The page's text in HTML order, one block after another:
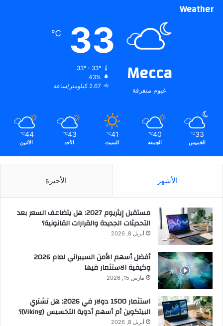
Weather
Mecca
غيوم متفرقة
33
℃
33º - 33º
43%
2.67 كيلومتر/ساعة
33
℃
الخميس
40
℃
الجمعة
41
℃
السبت
43
℃
الأحد
44
℃
الأثنين
الأشهر الأخيرة
مستقبل إيثريوم 2027: هل يتضاعف السعر بعد
التحديثات الجديدة والقرارات القانونية؟
أبريل 8, 2026
أفضل أسهم الأمن السيبراني لعام 2026
وكيفية الاستثمار فيها
مارس 15, 2026
استثمار 1500 دولار في 2026: هل تشتري
البيتكوين أم أسهم أدوية التخسيس (Viking)؟
أبريل 8, 2026